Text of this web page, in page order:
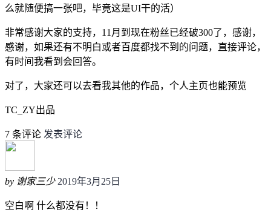
么就随便搞一张吧，毕竟这是UI干的活）
非常感谢大家的支持，11月到现在粉丝已经破300了，感谢，
感谢，如果还有不明白或者百度都找不到的问题，直接评论，
有时间我看到会回答。
对了，大家还可以去看我其他的作品，个人主页也能预览
TC_ZY出品
7 条评论 发表评论
by 谢家三少 2019年3月25日
空白啊 什么都没有！！